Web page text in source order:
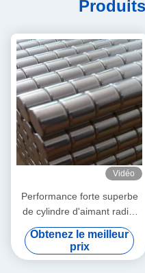
Vidéo
Performance forte superbe
de cylindre d'aimant radial
pneumatique de néodyme
haute
Obtenez le meilleur
prix